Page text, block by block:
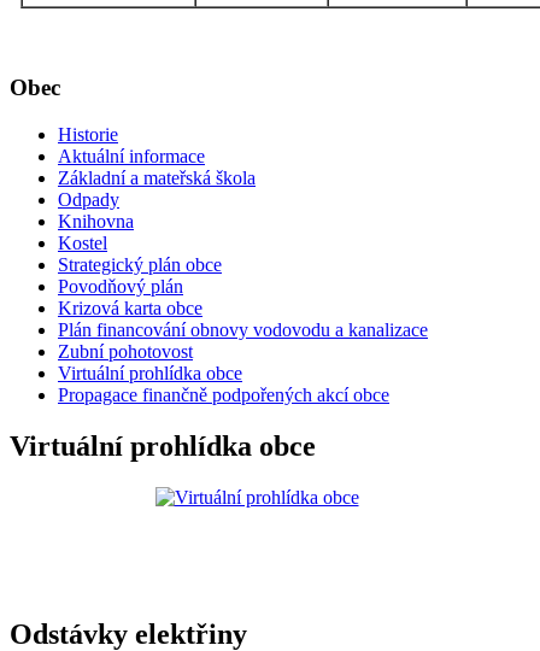
Obec
Historie
Aktuální informace
Základní a mateřská škola
Odpady
Knihovna
Kostel
Strategický plán obce
Povodňový plán
Krizová karta obce
Plán financování obnovy vodovodu a kanalizace
Zubní pohotovost
Virtuální prohlídka obce
Propagace finančně podpořených akcí obce
Virtuální prohlídka obce
Odstávky elektřiny